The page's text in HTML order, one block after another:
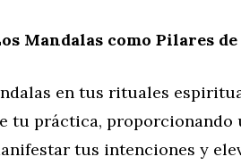
Mandalas como Pilares
en tus rituales
tu práctica,
tus intenciones y